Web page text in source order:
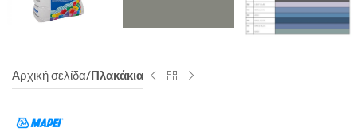
Αρχική σελίδα Πλακάκια